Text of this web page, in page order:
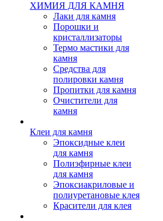
ХИМИЯ ДЛЯ КАМНЯ
Лаки для камня
Порошки и
кристаллизаторы
Термо мастики для
камня
Средства для
полировки камня
Пропитки для камня
Очистители для
камня
Клеи для камня
Эпоксидные клеи
для камня
Полиэфирные клеи
для камня
Эпоксиакриловые и
полиуретановые клея
Красители для клея